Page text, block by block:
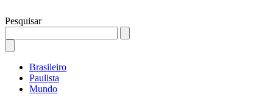
Pesquisar
Brasileiro
Paulista
Mundo